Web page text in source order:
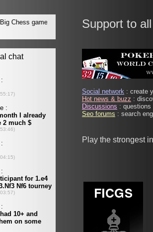
Support to
Social network : create
Hot news & buzz :
Discussions :
Seo forums : search
Play the strongest